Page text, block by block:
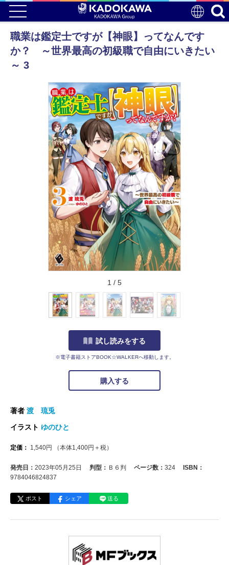
職業は鑑定士ですが【神眼】ってなんです
か？ ～世界最高の初級職で自由にいきたい
～ 3
1 / 5
試し読みをする
※電子書籍ストアBOOK☆WALKERへ移動します。
購入する
著者 渡 琉兎
イラスト ゆのひと
定価： 1,540円 （本体1,400円＋税）
発売日： 2023年05月25日 判型： Ｂ６判 ページ数： 324
ISBN：
9784046824837
ポスト シェア 送る